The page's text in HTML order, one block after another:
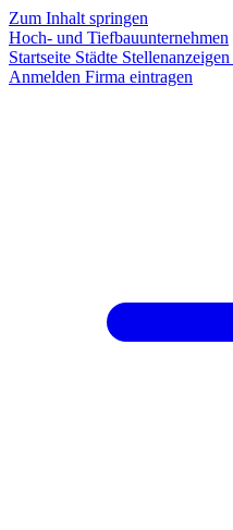
Zum Inhalt springen
Hoch- und Tiefbauunternehmen
Startseite Städte Stellenanzeigen
Anmelden Firma eintragen